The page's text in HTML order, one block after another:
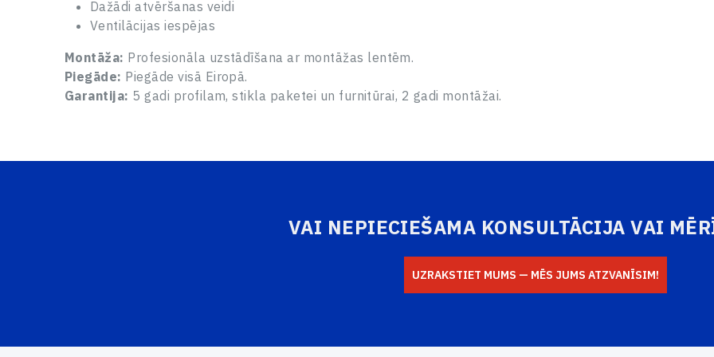
Dažādi atvēršanas veidi
Ventilācijas iespējas
Montāža: Profesionāla uzstādīšana ar montāžas lentēm.
Piegāde: Piegāde visā Eiropā.
Garantija: 5 gadi profilam, stikla paketei un furnitūrai, 2 gadi montāžai.
VAI NEPIECIEŠAMA KONSULTĀCIJA VAI
UZRAKSTIET MUMS — MĒS JUMS ATZVANĪSIM!